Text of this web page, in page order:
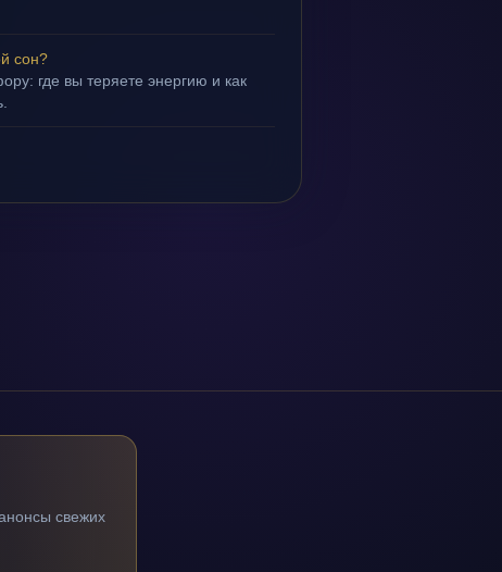
сон?
где вы теряете энергию и как
свежих